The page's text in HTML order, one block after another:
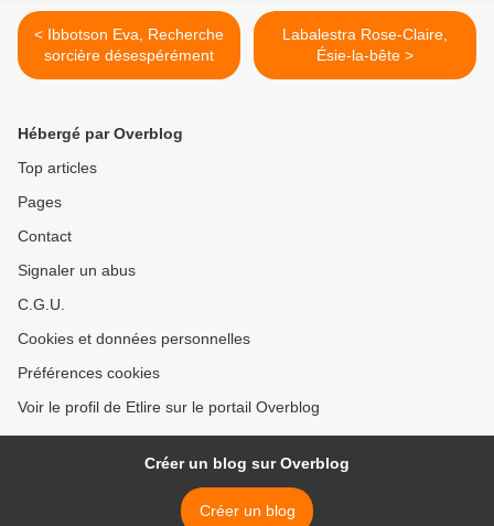
< Ibbotson Eva, Recherche
sorcière désespérément
Labalestra Rose-Claire,
Ésie-la-bête >
Hébergé par Overblog
Top articles
Pages
Contact
Signaler un abus
C.G.U.
Cookies et données personnelles
Préférences cookies
Voir le profil de Etlire sur le portail Overblog
Créer un blog sur Overblog
Créer un blog